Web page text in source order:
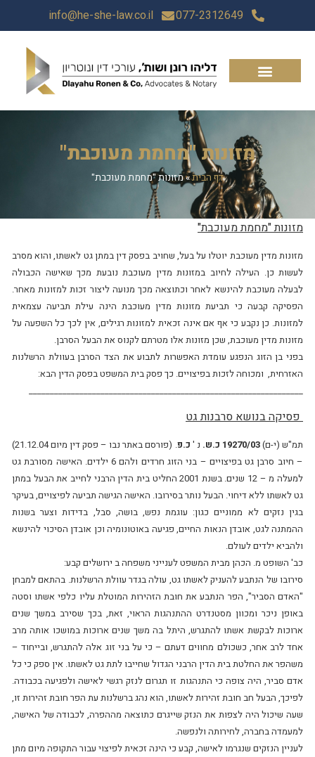
077-2312649
info@he-she-law.co.il
מזונות "מחמת מעוכבת"
דף הבית»מזונות "מחמת מעוכבת"
מזונות "מחמת מעוכבת"
מזונות מדין מעוכבת יוטלו על בעל, שחויב בפסק דין במתן גט לאשתו, והוא מסרב
לעשות כן. העילה לחיוב במזונות מדין מעוכבת נובעת מכך שאישה הכבולה
לבעלה מעוכבת להינשא לאחר וכתוצאה מכך מנועה ליצור זכות למזונות מאחר.
הפסיקה קבעה כי תביעת מזונות מדין מעוכבת הינה עילת תביעה עצמאית
למזונות. כן נקבע כי אף אם אינה זכאית למזונות רגילים, אין לכך כל השפעה על
מזונות מדין מעוכבת, שכן מזונות אלו מטרתם לקנוס את הבעל הסרבן.
בפני בן הזוג הנפגע עומדת האפשרות לתבוע את הצד הסרבן בעוולת הרשלנות
האזרחית, ומכוחה לזכות בפיצויים. כך פסק בית המשפט בפסק הדין הבא:
פסיקה בנושא סרבנות גט
תמ"ש (י-ם)19270/03 כ.ש. נ ' כ.פ
. (פורסם באתר נבו – פסק דין מיום 21.12.04)
– חיוב סרבן גט בפיצויים – בני הזוג חרדים ולהם 6 ילדים. האישה מסורבת גט
למעלה מ – 12 שנים. בשנת 2001 החליט בית הדין הרבני לחייב את הבעל במתן
גט לאשתו ללא דיחוי. הבעל נותר בסירובו. האישה הגישה תביעה לפיצויים, בעיקר
בגין נזקים לא ממוניים כגון: עוגמת נפש, בושה, סבל, בדידות וצער בשנות
ההמתנה לגט, אובדן הנאות החיים, פגיעה באוטונומיה וכן אובדן הסיכוי להינשא
ולהביא ילדים לעולם.
כב' השופט מ. הכהן מבית המשפט לענייני משפחה ב ירושלים קבע:
סירובו של הנתבע להעניק לאשתו גט, עולה בגדר עוולת הרשלנות. בהתאם למבחן
"האדם הסביר", הפר הנתבע את חובת הזהירות המוטלת עליו כלפי אשתו וסטה
באופן ניכר ומכוון מסטנדרט ההתנהגות הראוי, זאת, בכך שסירב במשך שנים
ארוכות לבקשת אשתו להתגרש, היתל בה משך שנים ארוכות במושכו אותה מרב
אחד לרב אחר, כשכולם מחווים דעתם – כי על בני זוג אלה להתגרש, ובייחוד –
משהפר את החלטת בית הדין הרבני הגדול שחייבו לתת גט לאשתו. אין ספק כי כל
אדם סביר, היה צופה כי התנהגות זו תגרום לנזק רגשי לאישה ולפגיעה בכבודה.
לפיכך, הבעל חב חובת זהירות לאשתו, הוא נהג ברשלנות עת הפר חובת זהירות זו,
שעה שיכול היה לצפות את הנזק שייגרם כתוצאה מההפרה, לכבודה של האישה,
למעמדה בחברה, לחירותה ולנפשה.
לעניין הנזקים שנגרמו לאישה, קבע כי הינה זכאית לפיצוי עבור התקופה מיום מתן